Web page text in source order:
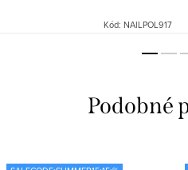
Kód: NAILPOL917